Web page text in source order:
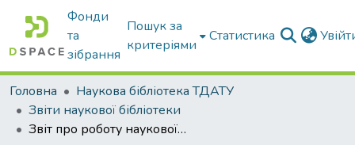
Фонди
та
зібрання
Пошук за
критеріями
Статистика
Головна
Наукова бібліотека ТДАТУ
Звіти наукової бібліотеки
Звіт про роботу наукової бібліотеки Таврійського державного агротехнологічного університету за 2018 рік